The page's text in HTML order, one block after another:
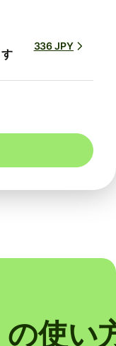
336 JPY
使い